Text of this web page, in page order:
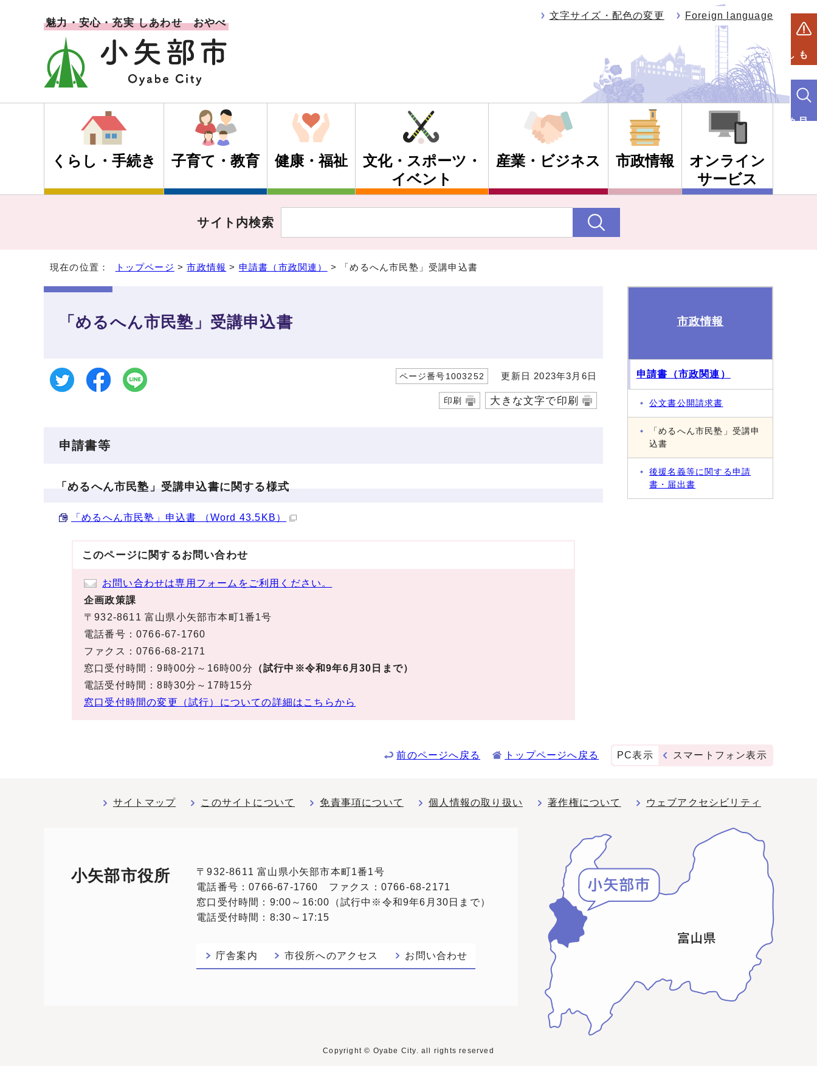
魅力・安心・充実 しあわせ おやべ
文字サイズ・配色の変更 Foreign language
もしものときは
くらし・手続き 子育て・教育 健康・福祉
文化・スポーツ・
イベント
産業・ビジネス 市政情報
オンライン
サービス
サイト内検索
現在の位置： トップページ >市政情報 > 申請書（市政関連） > 「めるへん市民塾」受講申込書
「めるへん市民塾」受講申込書
ページ番号1003252 更新日 2023年3月6日
印刷 大きな文字で印刷
申請書等
「めるへん市民塾」受講申込書に関する様式
「めるへん市民塾」申込書 （Word 43.5KB）
このページに関するお問い合わせ
お問い合わせは専用フォームをご利用ください。
企画政策課
〒932-8611 富山県小矢部市本町1番1号
電話番号：0766-67-1760
ファクス：0766-68-2171
窓口受付時間：9時00分～16時00分
（試行中※令和9年6月30日まで）
電話受付時間：8時30分～17時15分
窓口受付時間の変更（試行）についての詳細はこちらから
市政情報
申請書（市政関連）
公文書公開請求書
「めるへん市民塾」受講申
込書
後援名義等に関する申請
書・届出書
前のページへ戻る トップページへ戻る PC表示 スマートフォン表示
サイトマップ このサイトについて 免責事項について 個人情報の取り扱い 著作権について ウェブアクセシビリティ
小矢部市役所
〒932-8611 富山県小矢部市本町1番1号
電話番号：0766-67-1760 ファクス：0766-68-2171
窓口受付時間：9:00～16:00（試行中※令和9年6月30日まで）
電話受付時間：8:30～17:15
庁舎案内 市役所へのアクセス お問い合わせ
Copyright © Oyabe City. all rights reserved